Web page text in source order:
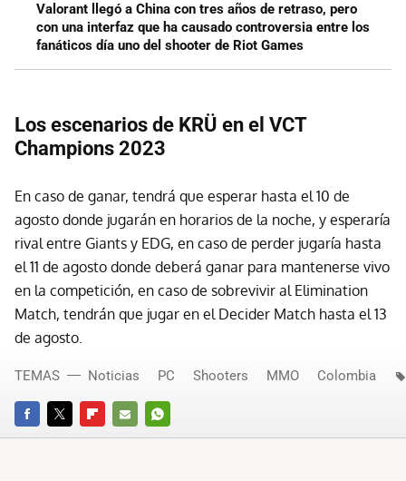
Valorant llegó a China con tres años de retraso, pero
con una interfaz que ha causado controversia entre los
fanáticos día uno del shooter de Riot Games
Los escenarios de KRÜ en el VCT
Champions 2023
En caso de ganar, tendrá que esperar hasta el 10 de
agosto donde jugarán en horarios de la noche, y esperaría
rival entre Giants y EDG, en caso de perder jugaría hasta
el 11 de agosto donde deberá ganar para mantenerse vivo
en la competición, en caso de sobrevivir al Elimination
Match, tendrán que jugar en el Decider Match hasta el 13
de agosto.
FACEBOOKTWITTERFLIPBOARD
E-
WHATSAPP
TEMAS Noticias PC Shooters MMO Colombia